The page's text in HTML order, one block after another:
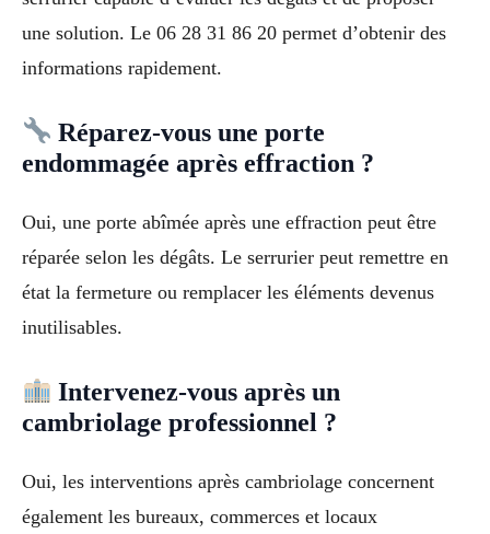
une solution. Le 06 28 31 86 20 permet d’obtenir des
informations rapidement.
Réparez-vous une porte
endommagée après effraction ?
Oui, une porte abîmée après une effraction peut être
réparée selon les dégâts. Le serrurier peut remettre en
état la fermeture ou remplacer les éléments devenus
inutilisables.
Intervenez-vous après un
cambriolage professionnel ?
Oui, les interventions après cambriolage concernent
également les bureaux, commerces et locaux